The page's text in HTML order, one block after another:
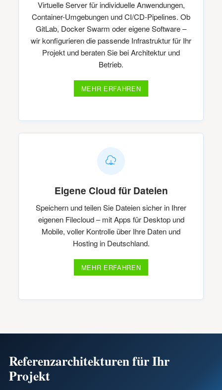
Virtuelle Server für individuelle Anwendungen,
Container-Umgebungen und CI/CD-Pipelines. Ob
GitLab, Docker Swarm oder eigene Software –
wir konfigurieren die passende Infrastruktur für Ihr
Projekt und beraten Sie bei Architektur und
Betrieb.
MEHR ERFAHREN
Eigene Cloud für Dateien
Speichern und teilen Sie Dateien sicher in Ihrer
eigenen Filecloud – mit Apps für Desktop und
Mobile, voller Kontrolle über Ihre Daten und
Hosting in Deutschland.
MEHR ERFAHREN
Referenzarchitekturen für Ihr
Projekt